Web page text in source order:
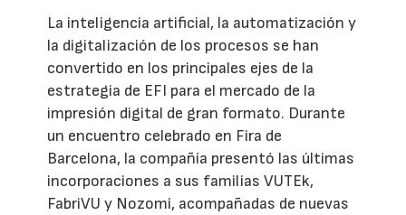
La inteligencia artificial, la automatización y
la digitalización de los procesos se han
convertido en los principales ejes de la
estrategia de EFI para el mercado de la
impresión digital de gran formato. Durante
un encuentro celebrado en Fira de
Barcelona, la compañía presentó las últimas
incorporaciones a sus familias VUTEk,
FabriVU y Nozomi, acompañadas de nuevas